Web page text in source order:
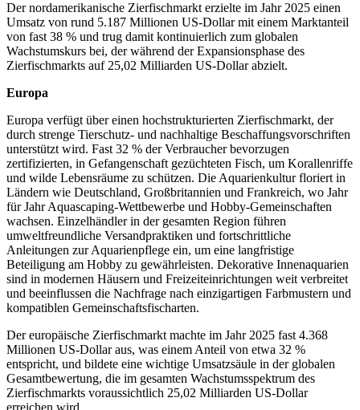
Der nordamerikanische Zierfischmarkt erzielte im Jahr 2025 einen
Umsatz von rund 5.187 Millionen US-Dollar mit einem Marktanteil
von fast 38 % und trug damit kontinuierlich zum globalen
Wachstumskurs bei, der während der Expansionsphase des
Zierfischmarkts auf 25,02 Milliarden US-Dollar abzielt.
Europa
Europa verfügt über einen hochstrukturierten Zierfischmarkt, der
durch strenge Tierschutz- und nachhaltige Beschaffungsvorschriften
unterstützt wird. Fast 32 % der Verbraucher bevorzugen
zertifizierten, in Gefangenschaft gezüchteten Fisch, um Korallenriffe
und wilde Lebensräume zu schützen. Die Aquarienkultur floriert in
Ländern wie Deutschland, Großbritannien und Frankreich, wo Jahr
für Jahr Aquascaping-Wettbewerbe und Hobby-Gemeinschaften
wachsen. Einzelhändler in der gesamten Region führen
umweltfreundliche Versandpraktiken und fortschrittliche
Anleitungen zur Aquarienpflege ein, um eine langfristige
Beteiligung am Hobby zu gewährleisten. Dekorative Innenaquarien
sind in modernen Häusern und Freizeiteinrichtungen weit verbreitet
und beeinflussen die Nachfrage nach einzigartigen Farbmustern und
kompatiblen Gemeinschaftsfischarten.
Der europäische Zierfischmarkt machte im Jahr 2025 fast 4.368
Millionen US-Dollar aus, was einem Anteil von etwa 32 %
entspricht, und bildete eine wichtige Umsatzsäule in der globalen
Gesamtbewertung, die im gesamten Wachstumsspektrum des
Zierfischmarkts voraussichtlich 25,02 Milliarden US-Dollar